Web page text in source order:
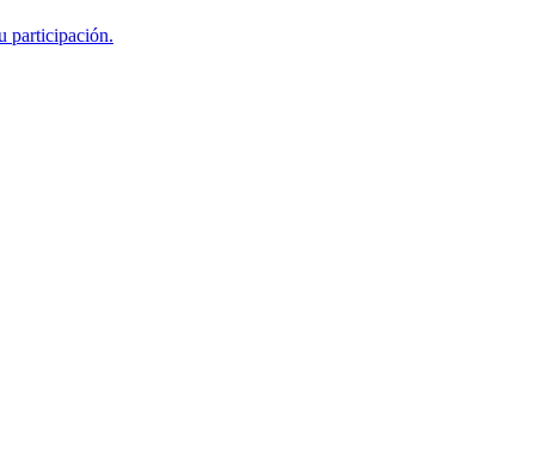
participación.